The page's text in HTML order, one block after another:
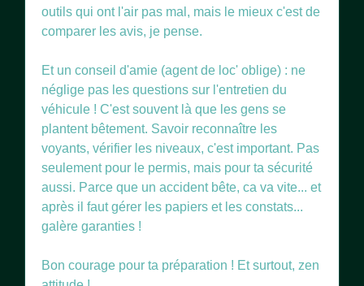
outils qui ont l'air pas mal, mais le mieux c'est de
comparer les avis, je pense.
Et un conseil d'amie (agent de loc' oblige) : ne
néglige pas les questions sur l'entretien du
véhicule ! C'est souvent là que les gens se
plantent bêtement. Savoir reconnaître les
voyants, vérifier les niveaux, c'est important. Pas
seulement pour le permis, mais pour ta sécurité
aussi. Parce que un accident bête, ca va vite... et
après il faut gérer les papiers et les constats...
galère garanties !
Bon courage pour ta préparation ! Et surtout, zen